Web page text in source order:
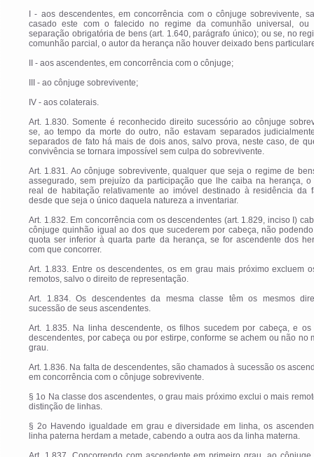
I - aos descendentes, em concorrência com o cônjuge sobrevivente,
casado este com o falecido no regime da comunhão universal, ou
separação obrigatória de bens (art. 1.640, parágrafo único); ou se, no
comunhão parcial, o autor da herança não houver deixado bens
II - aos ascendentes, em concorrência com o cônjuge;
III - ao cônjuge sobrevivente;
IV - aos colaterais.
Art. 1.830. Somente é reconhecido direito sucessório ao cônjuge
se, ao tempo da morte do outro, não estavam separados
separados de fato há mais de dois anos, salvo prova, neste caso, de
convivência se tornara impossível sem culpa do sobrevivente.
Art. 1.831. Ao cônjuge sobrevivente, qualquer que seja o regime de
assegurado, sem prejuízo da participação que lhe caiba na herança, o
real de habitação relativamente ao imóvel destinado à residência da
desde que seja o único daquela natureza a inventariar.
Art. 1.832. Em concorrência com os descendentes (art. 1.829, inciso I)
cônjuge quinhão igual ao dos que sucederem por cabeça, não
quota ser inferior à quarta parte da herança, se for ascendente dos
com que concorrer.
Art. 1.833. Entre os descendentes, os em grau mais próximo excluem
remotos, salvo o direito de representação.
Art. 1.834. Os descendentes da mesma classe têm os mesmos
sucessão de seus ascendentes.
Art. 1.835. Na linha descendente, os filhos sucedem por cabeça, e os
descendentes, por cabeça ou por estirpe, conforme se achem ou não no
grau.
Art. 1.836. Na falta de descendentes, são chamados à sucessão os
em concorrência com o cônjuge sobrevivente.
§ 1o Na classe dos ascendentes, o grau mais próximo exclui o mais
distinção de linhas.
§ 2o Havendo igualdade em grau e diversidade em linha, os
linha paterna herdam a metade, cabendo a outra aos da linha materna.